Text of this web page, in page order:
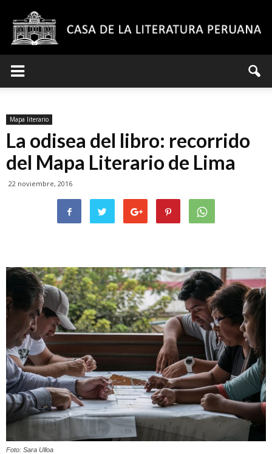
Peruana
Mapa literario
La odisea del libro: recorrido
del Mapa Literario de Lima
22 noviembre, 2016
Foto: Sara Ulloa